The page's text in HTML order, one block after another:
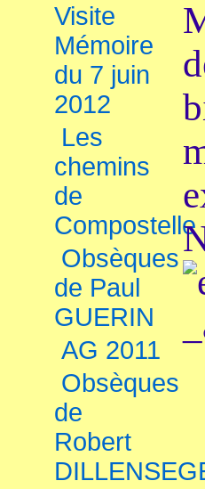
Visite
Mémoire
du 7 juin
2012
Les
chemins
de
Compostelle
Obsèques
de Paul
GUERIN
AG 2011
Obsèques
de
Robert